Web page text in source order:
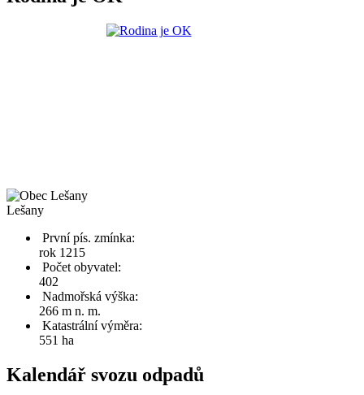
Lešany
První pís. zmínka:
rok 1215
Počet obyvatel:
402
Nadmořská výška:
266 m n. m.
Katastrální výměra:
551 ha
Kalendář svozu odpadů